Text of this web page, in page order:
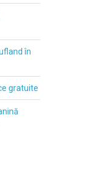
în
gratuite